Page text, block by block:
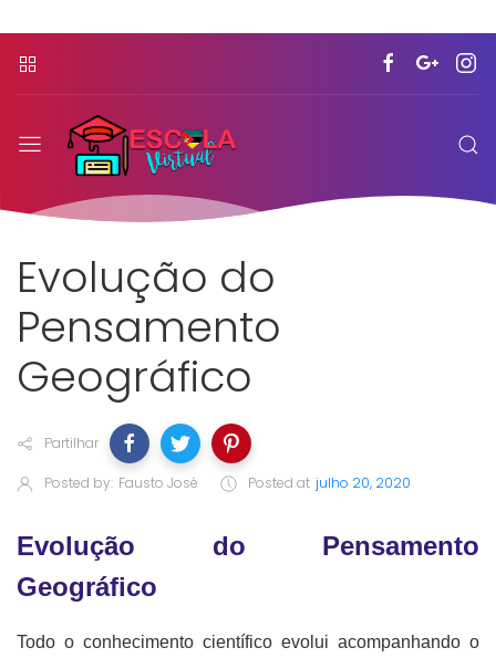
Evolução do
Pensamento
Geográfico
Partilhar
Posted by: Fausto José Posted at julho 20, 2020
Evolução do Pensamento
Geográfico
Todo o conhecimento científico evolui acompanhando o